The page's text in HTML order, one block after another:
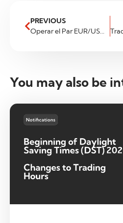
PREVIOUS
Operar el Par EUR/USD – Guía para Principiantes
You may also be